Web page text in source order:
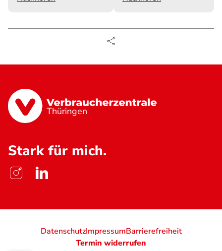
Thüringen
Stark für mich.
DatenschutzImpressumBarrierefreiheit
Termin widerrufen